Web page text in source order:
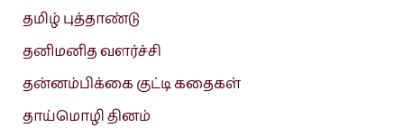
தமிழ் புத்தாண்டு
தனிமனித வளர்ச்சி
தன்னம்பிக்கை குட்டி கதைகள்
தாய்மொழி தினம்